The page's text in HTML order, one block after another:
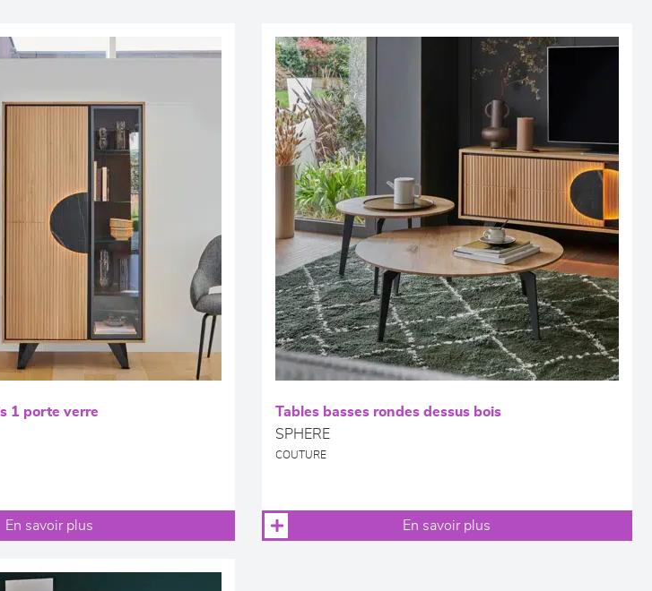
1 porte verre
En savoir plus
Tables basses rondes dessus bois
SPHERE
COUTURE
En savoir plus